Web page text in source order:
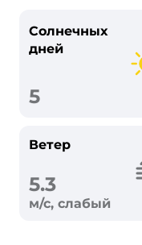
Солнечных
дней
5
Ветер
5.3
м/с, слабый